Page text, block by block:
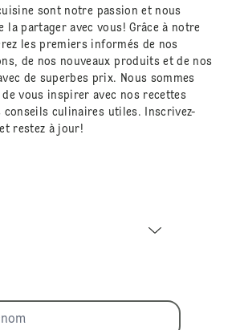
sont notre passion et nous
la partager avec vous! Grâce à notre
les premiers informés de nos
de nos nouveaux produits et de nos
de superbes prix. Nous sommes
de vous inspirer avec nos recettes
conseils culinaires utiles. Inscrivez-
restez à jour!